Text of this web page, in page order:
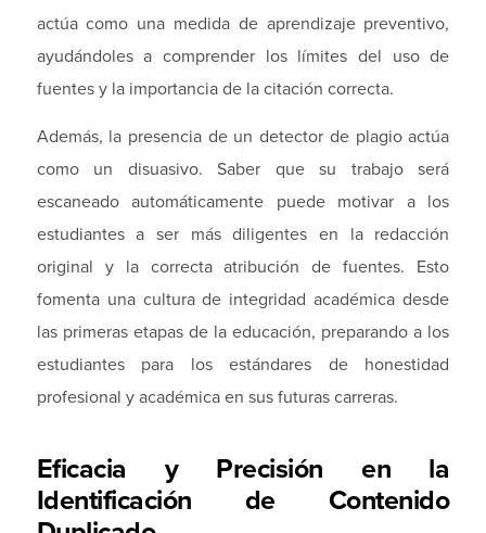
actúa como una medida de aprendizaje preventivo,
ayudándoles a comprender los límites del uso de
fuentes y la importancia de la citación correcta.
Además, la presencia de un detector de plagio actúa
como un disuasivo. Saber que su trabajo será
escaneado automáticamente puede motivar a los
estudiantes a ser más diligentes en la redacción
original y la correcta atribución de fuentes. Esto
fomenta una cultura de integridad académica desde
las primeras etapas de la educación, preparando a los
estudiantes para los estándares de honestidad
profesional y académica en sus futuras carreras.
Eficacia y Precisión en la
Identificación de Contenido